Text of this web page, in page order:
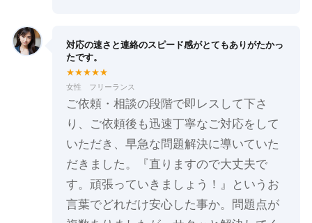
対応の速さと連絡のスピード感がとてもありがたかっ
たです。
★★★★★
女性 フリーランス
ご依頼・相談の段階で即レスして下さ
り、ご依頼後も迅速丁寧なご対応をして
いただき、早急な問題解決に導いていた
だきました。『直りますので大丈夫で
す。頑張っていきましょう！』というお
言葉でどれだけ安心した事か。問題点が